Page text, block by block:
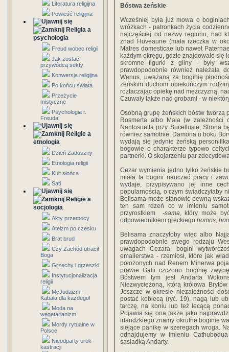
Literatura religijna
Powieść religijna
Religia a
psychologia
Freud wobec religii
Jak zostać
przywódcą sekty
Konwersja religijna
Po końcu świata
Przeżycie
mistyczne
Psychologia r.
Freuda
Religie a
etnologia
Dzień Zaduszny
Etnologia religii
Kult słońca
Sati
Religie a
socjologia
Akty przemocy
Ateizm po czesku
Brat brud
Czy Zachód utracił
Boga
Grzechy i grzeszki
Instytucjonalizacja
religii
McJudaizm -
Kabała dla każdego!
Moda na
wegetarianizm
Mordy rytualne w
Polsce
Nieodparty urok
kastracji
Bóstwa żeńskie
Wcześniej była już mowa o
wróżkach - patronkach życia
najczęściej od nazwy regionu, nad
znad Huveaune (mała rzeczka w
Matres domesticae lub nawet
każdym okręgu, gdzie znajdowało się
skromne figurki z gliny - były
prawdopodobnie również należała
Wenus, uważaną za boginię
żeńskim duchom opiekuńczym
roztaczając opiekę nad mężczyzną,
Czuwały także nad grobami - w
Osobną grupę żeńskich bóstw tworzą
Rosmerta albo Maia (w zależności
Nantosuelta przy Sucellusie, Strona
również samotnie, Damona u boku
wydają się jedynie żeńską
bogowie o charakterze typowo
partnerki. O skojarzeniu par
Cezar wymienia jedno tylko żeńskie
miała ta bogini nauczać pracy i
wydaje, przypisywano jej inne
popularnością, o czym świadczyłaby
Belisama może stanowić pewną
ten sam rdzeń co w imieniu
przyrostkiem -sama, który może
odpowiednikiem greckiego homos,
Belisama znaczyłoby więc albo
prawdopodobnie swego rodzaju
uwagach Cezara, bogini
emalierstwa - rzemiosł, które jak
położonych nad Renem Minerwa
prawie Galii czczono boginię
Bóstwem tym jest Andarta
Niezwyciężoną, którą królowa
Jeszcze w okresie niezależności
postać kobiecą (ryć. 19), nagą lub
tarczę, na koniu lub też lecącą
Pojawia się ona także jako
irlandzkiego znamy okrutne boginie
siejące panikę w szeregach wroga.
odnajdujemy w imieniu
sąsiadką Andarty.